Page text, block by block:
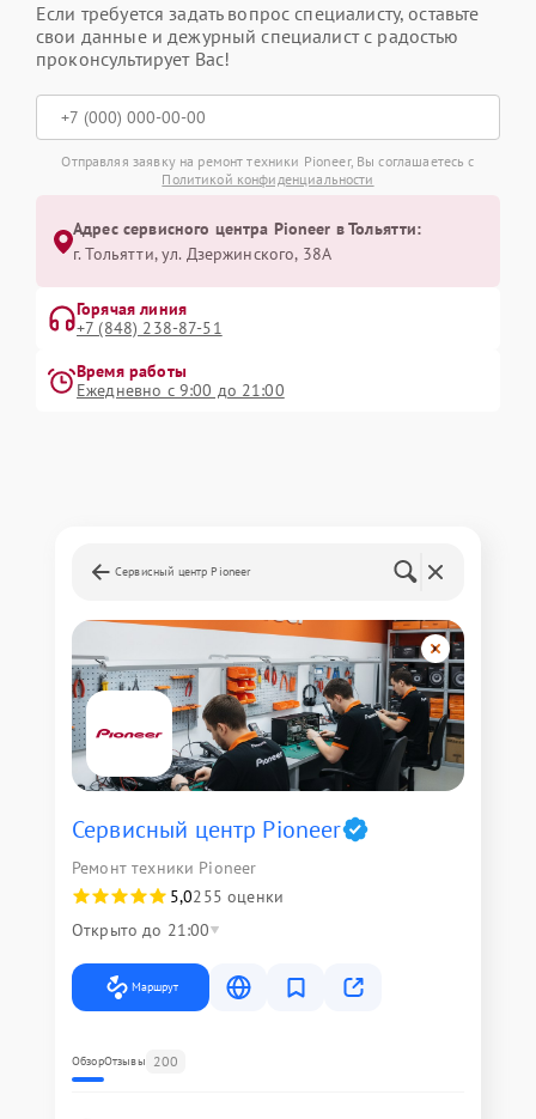
Если требуется задать вопрос специалисту, оставьте
свои данные и дежурный специалист с радостью
проконсультирует Вас!
Отправляя заявку на ремонт техники Pioneer, Вы соглашаетесь с
Политикой конфиденциальности
Адрес сервисного центра Pioneer в Тольятти:
г. Тольятти, ул. Дзержинского, 38А
Горячая линия
+7 (848) 238-87-51
Время работы
Ежедневно с 9:00 до 21:00
Сервисный центр Pioneer
Сервисный центр Pioneer
Ремонт техники Pioneer
5,0255 оценки
Открыто до 21:00
Маршрут
ОбзорОтзывы 200